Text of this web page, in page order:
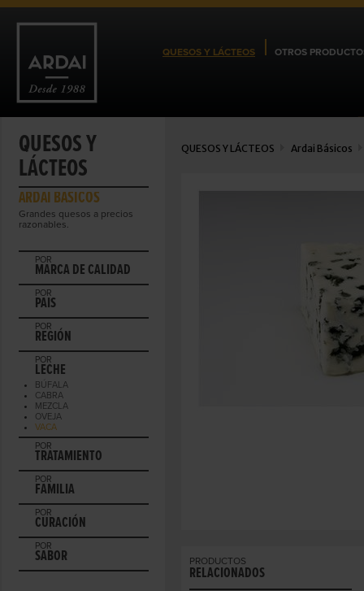
QUESOS Y LÁCTEOS OTROS
QUESOS Y
LÁCTEOS
ARDAI BÁSICOS
Grandes quesos a precios
razonables.
POR
MARCA DE CALIDAD
POR
PAIS
POR
REGIÓN
POR
LECHE
BÚFALA
CABRA
MEZCLA
OVEJA
VACA
POR
TRATAMIENTO
POR
FAMILIA
POR
CURACIÓN
POR
SABOR
QUESOS Y LÁCTEOS Ardai Básicos
PRODUCTOS
RELACIONADOS